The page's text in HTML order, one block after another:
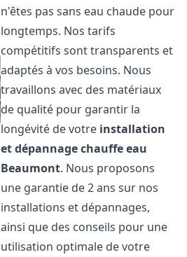
n'êtes pas sans eau chaude pour
longtemps. Nos tarifs
compétitifs sont transparents et
adaptés à vos besoins. Nous
travaillons avec des matériaux
de qualité pour garantir la
longévité de votre installation
et dépannage chauffe eau
Beaumont. Nous proposons
une garantie de 2 ans sur nos
installations et dépannages,
ainsi que des conseils pour une
utilisation optimale de votre